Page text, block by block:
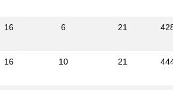
16 6 21
16 10 21